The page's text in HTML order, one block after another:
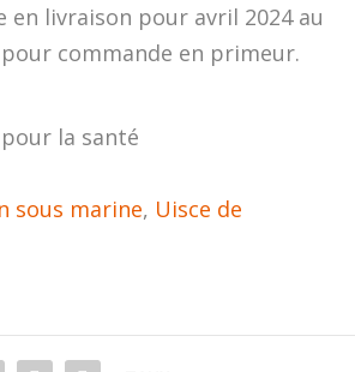
en livraison pour avril 2024 au
commande en primeur.
pour la santé
sous marine, Uisce de